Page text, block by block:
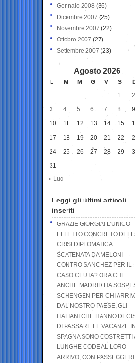
Gennaio 2008 (36)
Dicembre 2007 (25)
Novembre 2007 (22)
Ottobre 2007 (27)
Settembre 2007 (23)
Agosto 2026
L M M G V S
1
2
3 4 5 6 7 8 9
10 11 12 13 14 15
17 18 19 20 21 22
24 25 26 27 28 29
31
« Lug
Leggi gli ultimi articoli
inseriti
GRAZIE GIORGIA! L’UNICO
EFFETTO CONCRETO
CRISI DIPLOMATICA
SCATENATA DA MELONI
CONTRO SANCHEZ PER IL
CASO CEUTA? ORA CHE
ANCHE MADRID HA
SCHENGEN PER CHI
DAL NOSTRO PAESE, GLI
ITALIANI CHE HANNO
DI PASSARE LE VACANZE IN
SPAGNA SONO COSTRETTI
LUNGHE CODE AL LORO
ARRIVO, CON PASSEGGERI